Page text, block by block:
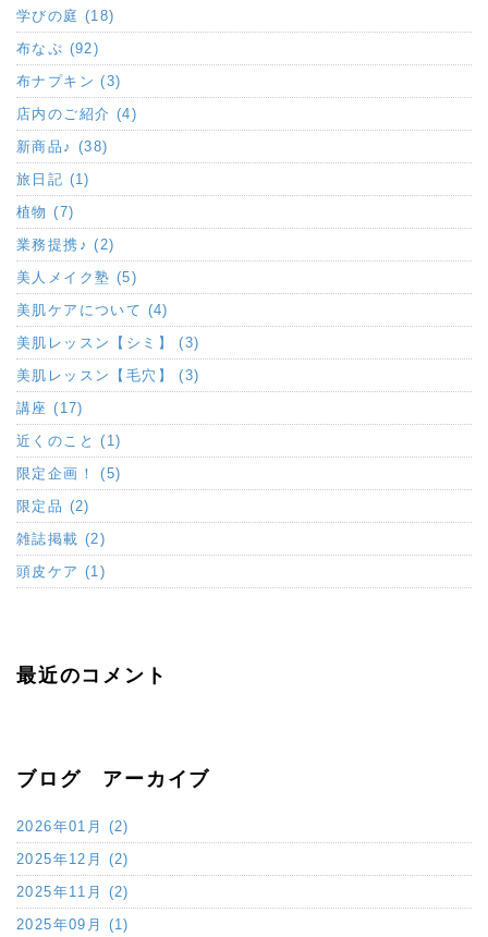
学びの庭 (18)
布なぷ (92)
布ナプキン (3)
店内のご紹介 (4)
新商品♪ (38)
旅日記 (1)
植物 (7)
業務提携♪ (2)
美人メイク塾 (5)
美肌ケアについて (4)
美肌レッスン【シミ】 (3)
美肌レッスン【毛穴】 (3)
講座 (17)
近くのこと (1)
限定企画！ (5)
限定品 (2)
雑誌掲載 (2)
頭皮ケア (1)
最近のコメント
ブログ アーカイブ
2026年01月 (2)
2025年12月 (2)
2025年11月 (2)
2025年09月 (1)